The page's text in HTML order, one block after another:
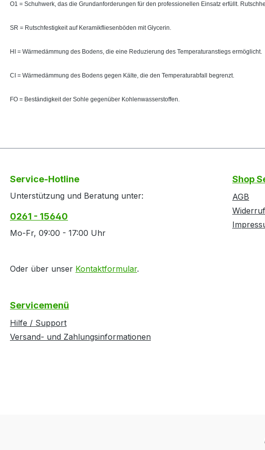
O1 = Schuhwerk, das die Grundanforderungen für den professionellen Einsatz erfüllt.
SR = Rutschfestigkeit auf Keramikfliesenböden mit Glycerin.
HI = Wärmedämmung des Bodens, die eine Reduzierung des Temperaturanstiegs ermöglicht.
CI = Wärmedämmung des Bodens gegen Kälte, die den Temperaturabfall begrenzt.
FO = Beständigkeit der Sohle gegenüber Kohlenwasserstoffen.
Service-Hotline
Unterstützung und Beratung unter:
0261 - 15640
Mo-Fr, 09:00 - 17:00 Uhr
Oder über unser Kontaktformular.
Shop
AGB
Servicemenü
Hilfe / Support
Versand- und Zahlungsinformationen